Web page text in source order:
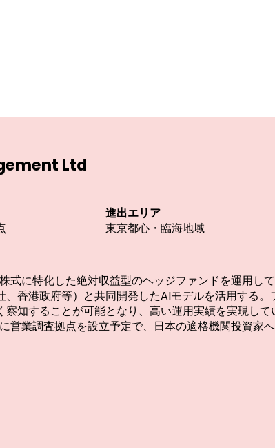
Ltd
種類
査拠点
進出エリア
東京都心・臨海地域
に特化した絶対収益型のヘッジファンドを運用し
香港政府等）と共同開発したAIモデルを活用する
知することが可能となり、高い運用実績を実現して
業調査拠点を設立予定で、日本の適格機関投資家